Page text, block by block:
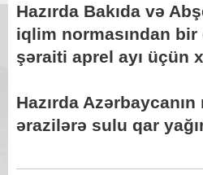
Hazırda Bakıda və
iqlim normasından bir
şəraiti aprel ayı üçün
Hazırda Azərbaycanın
ərazilərə sulu qar